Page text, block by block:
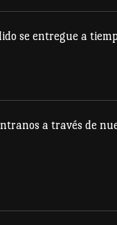
se entregue a
a través de